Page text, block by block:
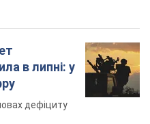
в липні: у
дефіциту